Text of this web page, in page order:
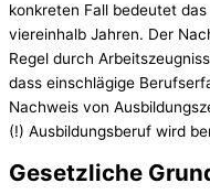
konkreten Fall bedeutet
viereinhalb Jahren. Der
Regel durch
dass einschlägige
Nachweis von
(!) Ausbildungsberuf wird
Gesetzliche